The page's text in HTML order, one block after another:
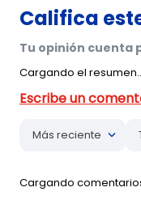
Cargando el
Más reciente
Cargando